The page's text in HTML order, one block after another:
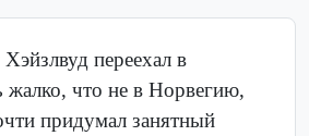
переехал в
что не в Норвегию,
придумал занятный